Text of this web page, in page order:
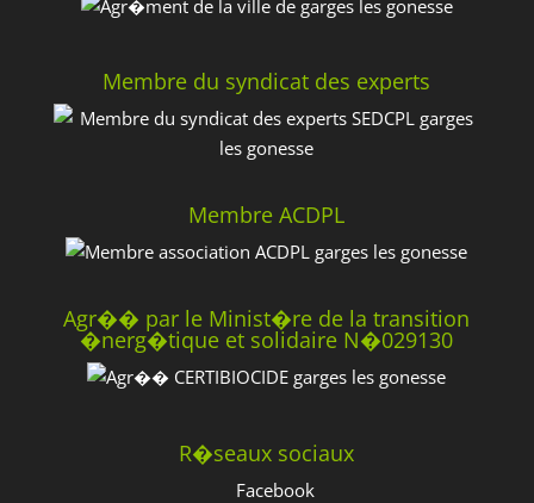
Membre du syndicat des experts
Membre ACDPL
Agr�� par le Minist�re de la transition
�nerg�tique et solidaire N�029130
R�seaux sociaux
Facebook